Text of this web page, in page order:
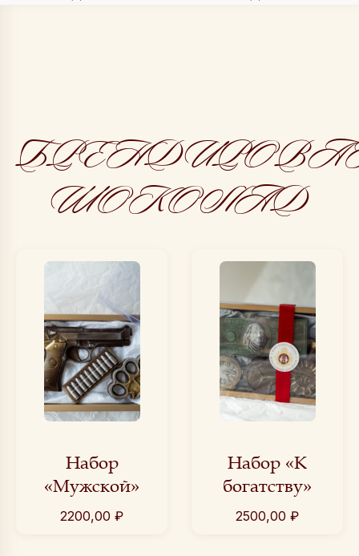
ШОКОЛАД
Набор
«Мужской»
2200,00 ₽
Набор «К
богатству»
2500,00 ₽